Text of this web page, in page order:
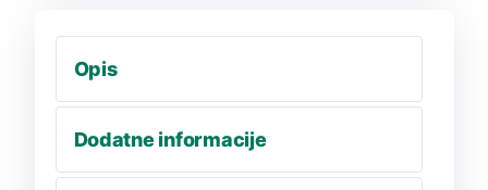
Opis
Dodatne informacije